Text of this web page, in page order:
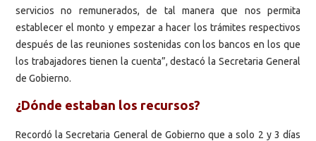
servicios no remunerados, de tal manera que nos permita
establecer el monto y empezar a hacer los trámites respectivos
después de las reuniones sostenidas con los bancos en los que
los trabajadores tienen la cuenta”, destacó la Secretaria General
de Gobierno.
¿Dónde estaban los recursos?
Recordó la Secretaria General de Gobierno que a solo 2 y 3 días